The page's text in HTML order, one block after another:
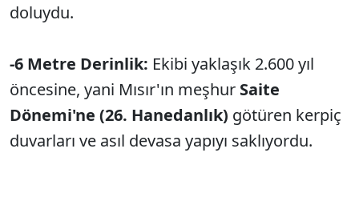
doluydu.
-6 Metre Derinlik: Ekibi yaklaşık 2.600 yıl
öncesine, yani Mısır'ın meşhur Saite
Dönemi'ne (26. Hanedanlık) götüren kerpiç
duvarları ve asıl devasa yapıyı saklıyordu.